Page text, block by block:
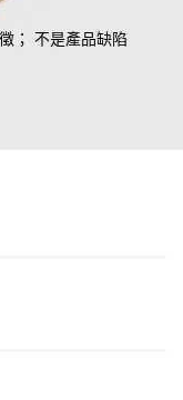
； 不是產品缺陷